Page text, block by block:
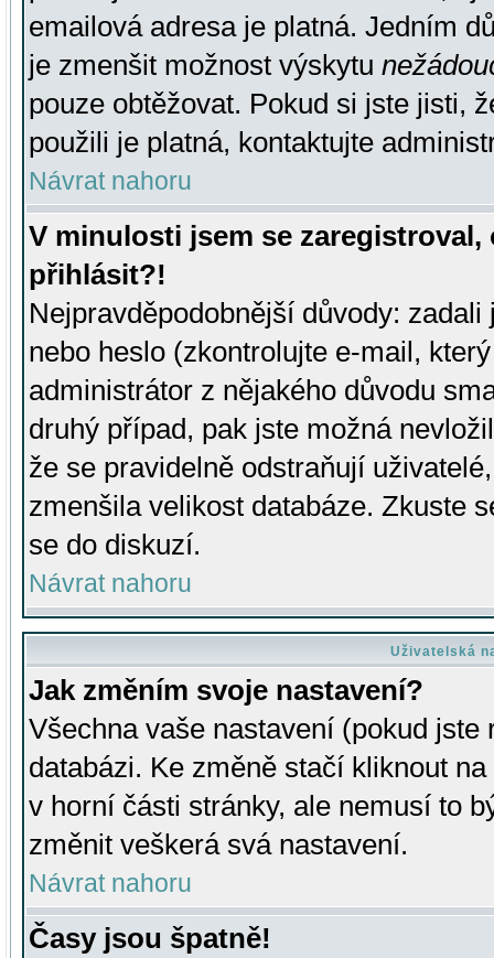
emailová adresa je platná. Jedním
je zmenšit možnost výskytu
pouze obtěžovat. Pokud si jste jisti,
použili je platná, kontaktujte
Návrat nahoru
V minulosti jsem se
přihlásit?!
Nejpravděpodobnější důvody:
nebo heslo (zkontrolujte e-mail,
administrátor z nějakého důvodu
druhý případ, pak jste možná
že se pravidelně odstraňují
zmenšila velikost databáze. Zkuste
se do diskuzí.
Návrat nahoru
Uživatelská
Jak změním svoje nastavení?
Všechna vaše nastavení (pokud
databázi. Ke změně stačí kliknout
v horní části stránky, ale nemusí to
změnit veškerá svá nastavení.
Návrat nahoru
Časy jsou špatně!